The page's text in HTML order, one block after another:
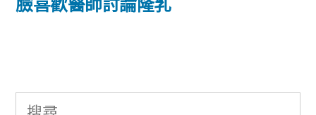
覽臉喜歡醫師討論隆乳
搜